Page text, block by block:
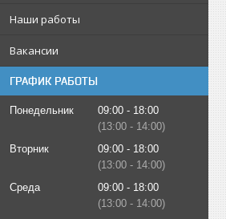
Наши работы
Вакансии
ГРАФИК РАБОТЫ
Понедельник 09:00
18:00
13:00
14:00
Вторник
09:00
18:00
13:00
14:00
Среда
09:00
18:00
13:00
14:00